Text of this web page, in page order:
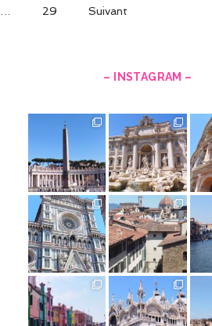
… 29 Suivant
– INSTAGRAM –